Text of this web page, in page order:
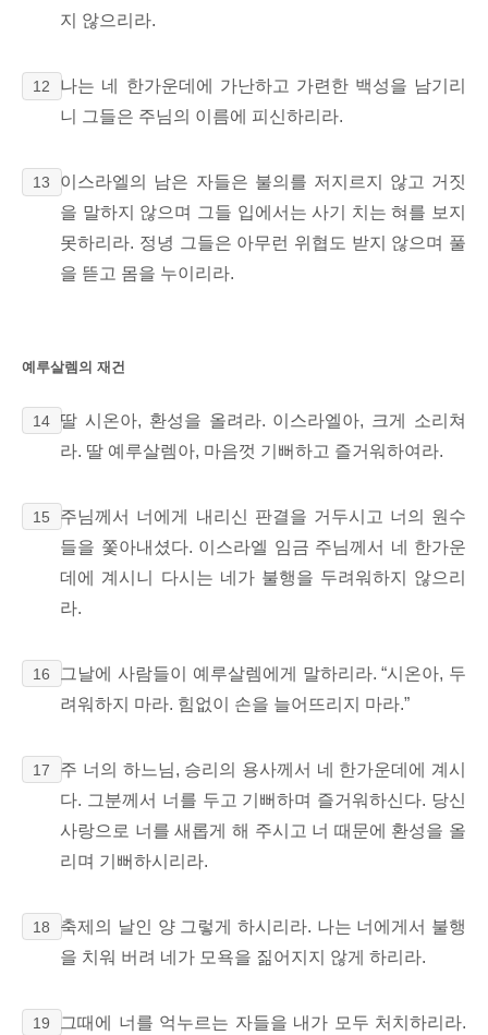
지 않으리라.
12
나는 네 한가운데에 가난하고 가련한 백성을 남기리
니
그들은 주님의 이름에 피신하리라.
13
이스라엘의 남은 자들은 불의를 저지르지 않고 거짓
을 말하지 않으며 그들 입에서는 사기 치는 혀를 보지
못하리라. 정녕 그들은 아무런 위협도 받지 않으며 풀
을 뜯고 몸을 누이리라.
예루살렘의 재건
14
딸 시온아, 환성을 올려라. 이스라엘아, 크게 소리쳐
라. 딸 예루살렘아, 마음껏 기뻐하고 즐거워하여라.
15
주님께서 너에게 내리신 판결을 거두시고 너의 원수
들을 쫓아내셨다. 이스라엘 임금 주님께서 네 한가운
데에 계시니 다시는 네가 불행을 두려워하지
않으리
라.
16
그날에 사람들이 예루살렘에게 말하리라. “시온아, 두
려워하지 마라. 힘없이 손을 늘어뜨리지 마라.”
17
주 너의 하느님, 승리의 용사께서 네 한가운데에 계시
다. 그분께서 너를 두고 기뻐하며 즐거워하신다. 당신
사랑으로 너를 새롭게 해 주시고 너 때문에 환성을 올
리며 기뻐하시리라.
18 축제의 날인 양 그렇게 하시리라. 나는 너에게서 불행
을 치워 버려 네가 모욕을 짊어지지 않게 하리라.
19
그때에 너를 억누르는 자들을 내가 모두 처치하리라.